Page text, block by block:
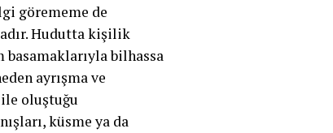
görememe de
Hudutta kişilik
bilhassa
ayrışma ve
ile oluştuğu
küsme ya da